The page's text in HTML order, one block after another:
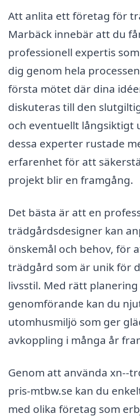
Att anlita ett företag för
Marbäck innebär att du
professionell expertis
dig genom hela
första mötet där dina
diskuteras till den
och eventuellt långsiktigt
dessa experter rustade
erfarenhet för att
projekt blir en framgång.
Det bästa är att en
trädgårdsdesigner kan
önskemål och behov, för
trädgård som är unik för
livsstil. Med rätt planering
genomförande kan du
utomhusmiljö som ger
avkoppling i många år
Genom att använda xn--
pris-mtbw.se kan du
med olika företag som